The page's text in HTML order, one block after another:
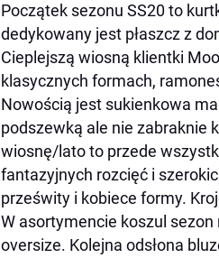
Początek sezonu SS20 to
dedykowany jest płaszcz z
Cieplejszą wiosną klientki
klasycznych formach,
Nowością jest sukienkowa
podszewką ale nie zabraknie
wiosnę/lato to przede
fantazyjnych rozcięć i
prześwity i kobiece formy.
W asortymencie koszul
oversize. Kolejna odsłona